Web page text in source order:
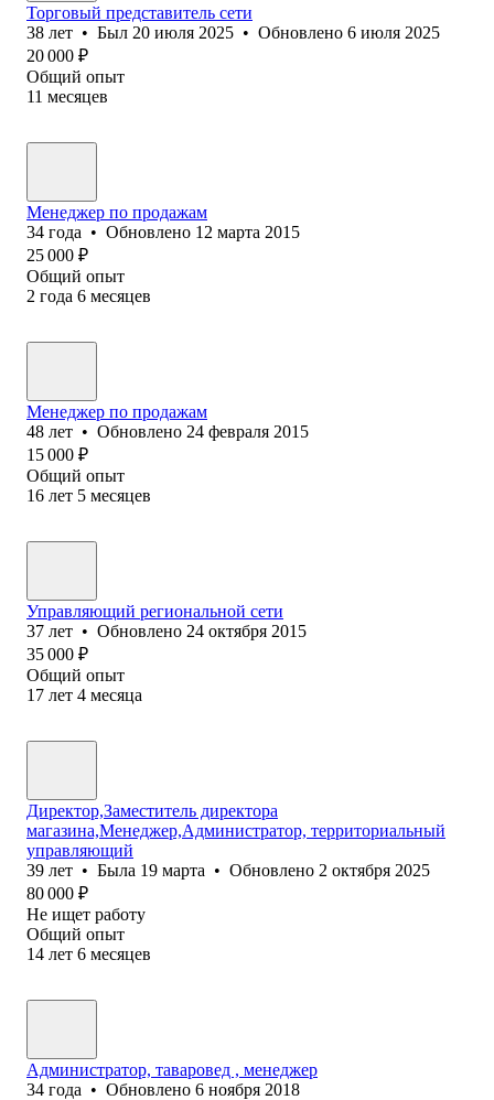
Торговый представитель сети
38 лет • Был 20 июля 2025 • Обновлено 6 июля 2025
20 000 ₽
Общий опыт
11 месяцев
Менеджер по продажам
34 года • Обновлено 12 марта 2015
25 000 ₽
Общий опыт
2 года 6 месяцев
Менеджер по продажам
48 лет • Обновлено 24 февраля 2015
15 000 ₽
Общий опыт
16 лет 5 месяцев
Управляющий региональной сети
37 лет • Обновлено 24 октября 2015
35 000 ₽
Общий опыт
17 лет 4 месяца
Директор,Заместитель директора
магазина,Менеджер,Администратор, территориальный
управляющий
39 лет • Была 19 марта • Обновлено 2 октября 2025
80 000 ₽
Не ищет работу
Общий опыт
14 лет 6 месяцев
Администратор, таваровед , менеджер
34 года • Обновлено 6 ноября 2018